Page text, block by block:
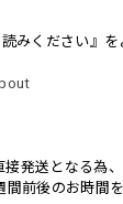
みください』を
発送となる為、
間前後のお時間